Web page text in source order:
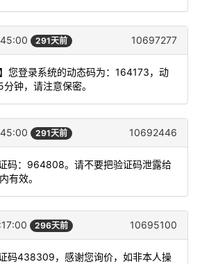
291天前 10697277
您登录系统的动态码为：164173，动
钟，请注意保密。
291天前 10692446
证码：964808。请不要把验证码泄露给
有效。
296天前 10695100
证码438309，感谢您询价，如非本人操